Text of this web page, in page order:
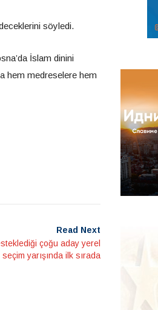
söyledi.
İslam dinini
hem medreselere hem
Read Next
çoğu aday yerel
seçim yarışında ilk sırada